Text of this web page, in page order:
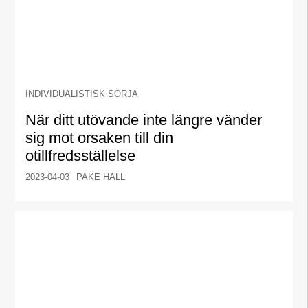
INDIVIDUALISTISK SÖRJA
När ditt utövande inte längre vänder
sig mot orsaken till din
otillfredsställelse
2023-04-03 PAKE HALL